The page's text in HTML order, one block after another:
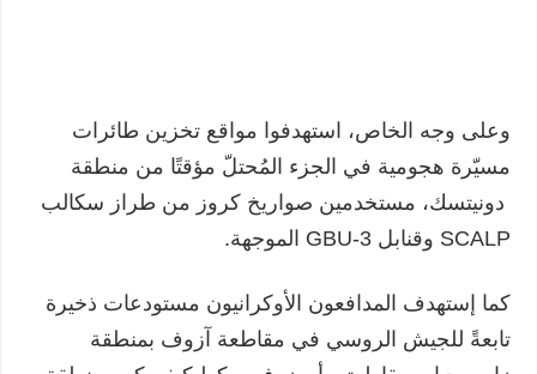
وعلى وجه الخاص، استهدفوا مواقع تخزين طائرات
مسيّرة هجومية في الجزء المُحتلّ مؤقتًا من منطقة
دونيتسك، مستخدمين صواريخ كروز من طراز سكالب
SCALP وقنابل GBU-3 الموجهة.
كما إستهدف المدافعون الأوكرانيون مستودعات ذخيرة
تابعةً للجيش الروسي في مقاطعة آزوف بمنطقة